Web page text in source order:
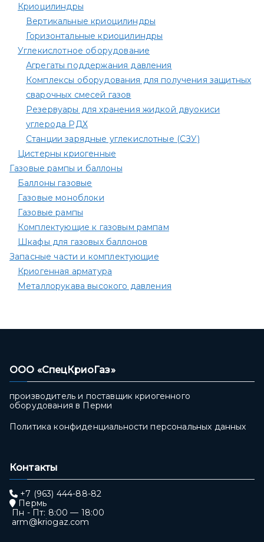
Криоцилиндры
Вертикальные криоцилиндры
Горизонтальные криоцилиндры
Углекислотное оборудование
Агрегаты поддержания давления
Комплексы оборудования для получения защитных
сварочных смесей газов
Резервуары для хранения жидкой двуокиси
углерода РДХ
Станции зарядные углекислотные (СЗУ)
Цистерны криогенные
Газовые рампы и баллоны
Баллоны газовые
Газовые моноблоки
Газовые рампы
Комплектующие к газовым рампам​
Шкафы для газовых баллонов
Запасные части и комплектующие
Криогенная арматура
Металлорукава высокого давления
ООО «СпецКриоГаз»
производитель и поставщик криогенного
оборудования в Перми
Политика конфиденциальности персональных данных
Контакты
+7 (963) 444-88-82
Пермь
Пн - Пт: 8:00 — 18:00
arm@kriogaz.com